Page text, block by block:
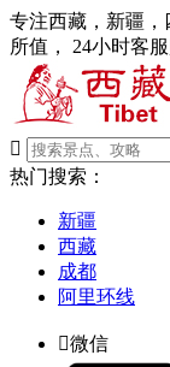
专注西藏，新疆，
所值， 24小时客服

热门搜索：
新疆
西藏
成都
阿里环线
微信